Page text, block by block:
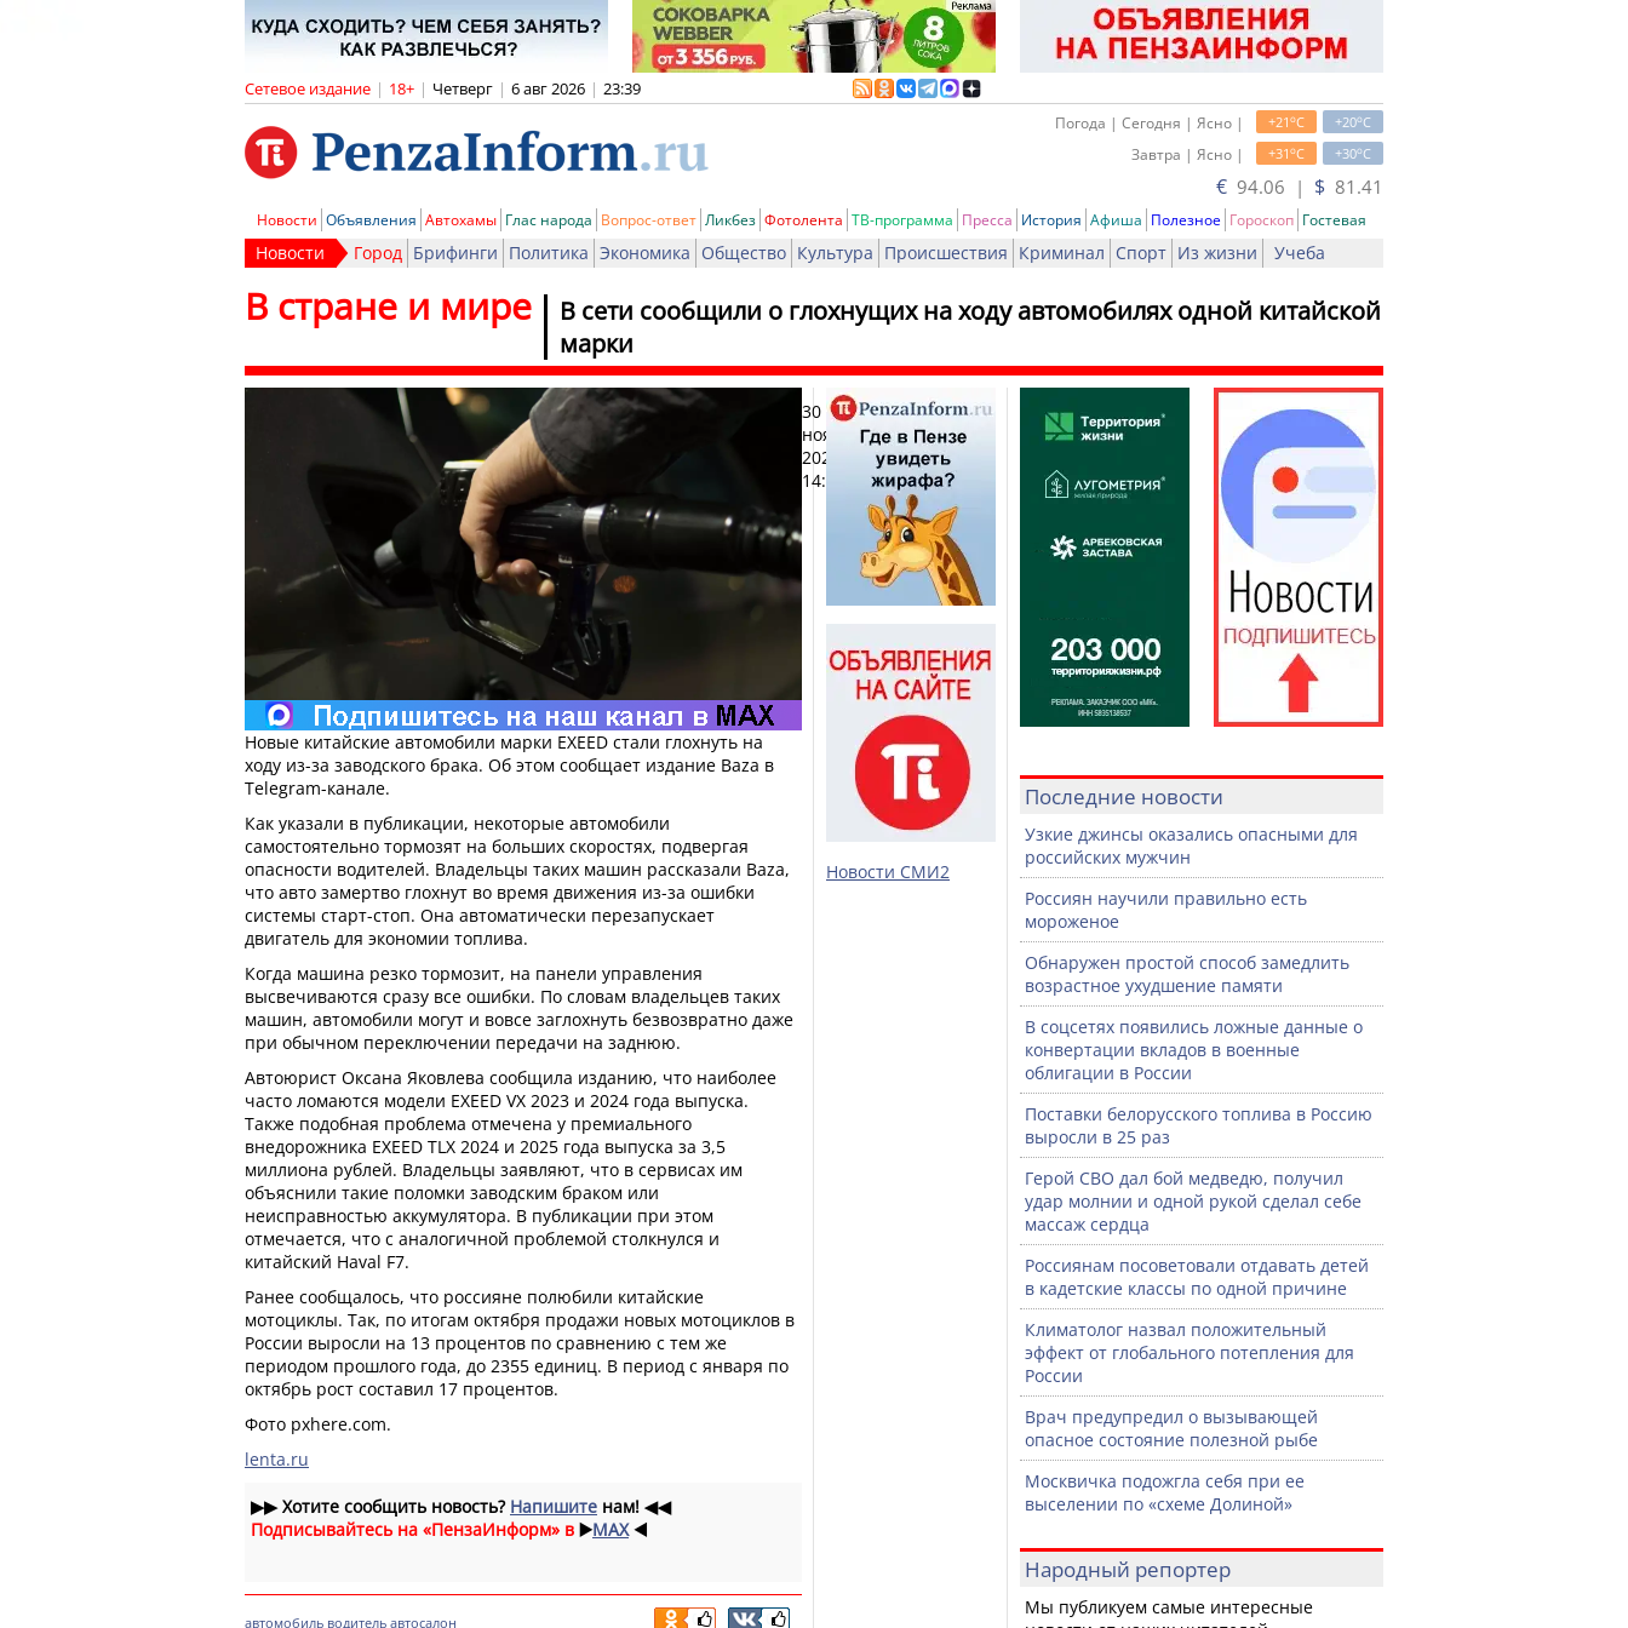
Сетевое издание | 18+ | Четверг | 6 авг 2026 | 23:39
+20oC
+21oC
Погода | Сегодня | Ясно |
+30oC
+31oC
Завтра | Ясно |
€ 94.06 | $ 81.41
Новости Объявления Автохамы Глас народа Вопрос-ответ Ликбез Фотолента ТВ-программа Пресса История Афиша Полезное Гороскоп Гостевая
Новости Город Брифинги Политика Экономика Общество Культура Происшествия Криминал Спорт Из жизни Учеба
В сети сообщили о глохнущих на ходу автомобилях одной китайской
марки
В стране и мире
30
ноября
2025,
14:23
Печать
Новые китайские автомобили марки EXEED стали глохнуть на
ходу из-за заводского брака. Об этом сообщает издание Baza в
Telegram-канале.
Как указали в публикации, некоторые автомобили
самостоятельно тормозят на больших скоростях, подвергая
опасности водителей. Владельцы таких машин рассказали Baza,
что авто замертво глохнут во время движения из-за ошибки
системы старт-стоп . Она автоматически перезапускает
двигатель для экономии топлива.
Когда машина резко тормозит, на панели управления
высвечиваются сразу все ошибки. По словам владельцев таких
машин, автомобили могут и вовсе заглохнуть безвозвратно даже
при обычном переключении передачи на заднюю.
Автоюрист Оксана Яковлева сообщила изданию, что наиболее
часто ломаются модели EXEED VX 2023 и 2024 года выпуска.
Также подобная проблема отмечена у премиального
внедорожника EXEED TLX 2024 и 2025 года выпуска за 3,5
миллиона рублей. Владельцы заявляют, что в сервисах им
объяснили такие поломки заводским браком или
неисправностью аккумулятора. В публикации при этом
отмечается, что с аналогичной проблемой столкнулся и
китайский Haval F7.
Ранее сообщалось, что россияне полюбили китайские
мотоциклы. Так, по итогам октября продажи новых мотоциклов в
России выросли на 13 процентов по сравнению с тем же
периодом прошлого года, до 2355 единиц. В период с января по
октябрь рост составил 17 процентов.
Фото pxhere.com.
lenta.ru
▶▶Хотите сообщить новость? Напишите нам! ◀◀
Подписывайтесь на «ПензаИнформ» в ▶️MAX ◀️
автомобиль водитель автосалон
Новости СМИ2
Последние новости
Узкие джинсы оказались опасными для
российских мужчин
Россиян научили правильно есть
мороженое
Обнаружен простой способ замедлить
возрастное ухудшение памяти
В соцсетях появились ложные данные о
конвертации вкладов в военные
облигации в России
Поставки белорусского топлива в Россию
выросли в 25 раз
Герой СВО дал бой медведю, получил
удар молнии и одной рукой сделал себе
массаж сердца
Россиянам посоветовали отдавать детей
в кадетские классы по одной причине
Климатолог назвал положительный
эффект от глобального потепления для
России
Врач предупредил о вызывающей
опасное состояние полезной рыбе
Москвичка подожгла себя при ее
выселении по «схеме Долиной»
Народный репортер
Мы публикуем самые интересные